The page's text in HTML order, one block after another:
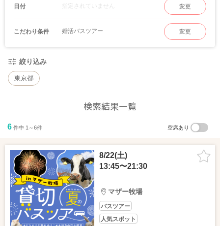
日付 指定されていません 変更
こだわり条件 婚活バスツアー 変更
絞り込み
東京都
検索結果一覧
6 件中 1～6件 空席あり
8/22(土)
13:45〜21:30
マザー牧場
バスツアー
人気スポット